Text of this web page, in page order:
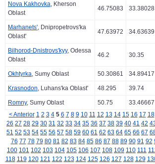
Nova Kakhovka, Kherson
Oblast
46.75083 33.38028
Marhanets', Dnipropetrovs'ka
Oblast'
47.63972 34.63639
Bilhorod-Dnistrovs'kyy, Odessa
Oblast
46.2 30.35
Okhtyrka, Sumy Oblast 50.30861 34.89417
Krasnodon, Luhans'ka Oblast' 48.295 39.74
Romny, Sumy Oblast 50.75 33.46667
< Anterior 1 2 3 4 5 6 7 8 9 10 11 12 13 14 15 16 17 18
26 27 28 29 30 31 32 33 34 35 36 37 38 39 40 41 42
51 52 53 54 55 56 57 58 59 60 61 62 63 64 65 66 67
76 77 78 79 80 81 82 83 84 85 86 87 88 89 90 91 92
100 101 102 103 104 105 106 107 108 109 110 111
118 119 120 121 122 123 124 125 126 127 128 129